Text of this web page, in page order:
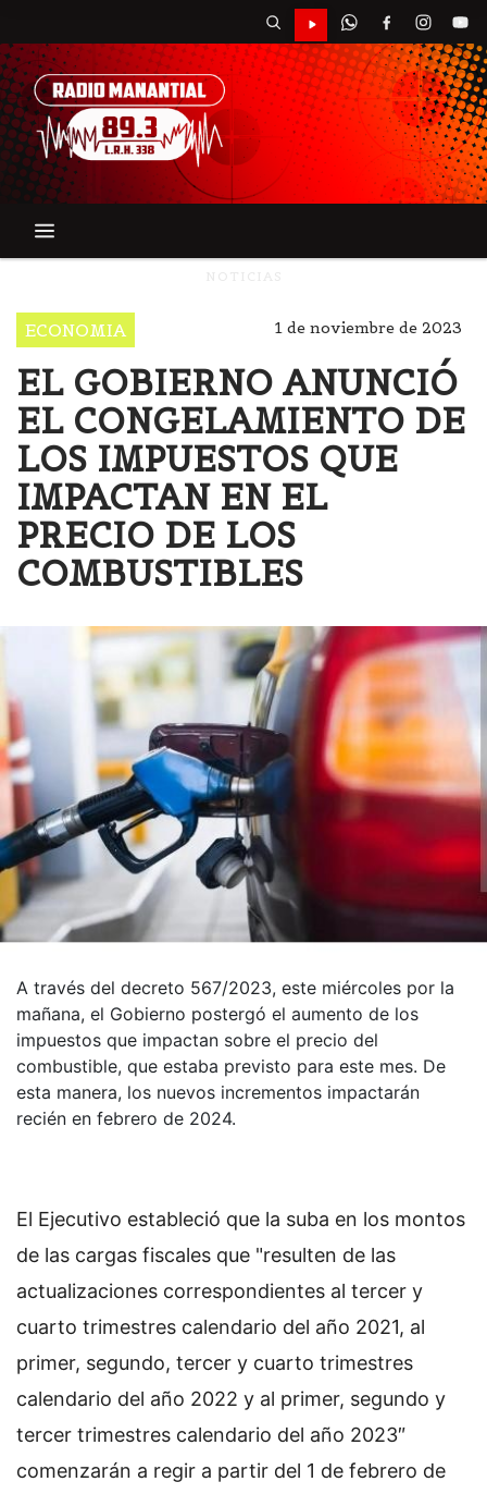
ECONOMIA 1 de noviembre de 2023
EL GOBIERNO ANUNCIÓ
EL CONGELAMIENTO DE
LOS IMPUESTOS QUE
IMPACTAN EN EL
PRECIO DE LOS
COMBUSTIBLES
A través del decreto 567/2023, este miércoles por la
mañana, el Gobierno postergó el aumento de los
impuestos que impactan sobre el precio del
combustible, que estaba previsto para este mes. De
esta manera, los nuevos incrementos impactarán
recién en febrero de 2024.
El Ejecutivo estableció que la suba en los montos
de las cargas fiscales que "resulten de las
actualizaciones correspondientes al tercer y
cuarto trimestres calendario del año 2021, al
primer, segundo, tercer y cuarto trimestres
calendario del año 2022 y al primer, segundo y
tercer trimestres calendario del año 2023″
comenzarán a regir a partir del 1 de febrero de